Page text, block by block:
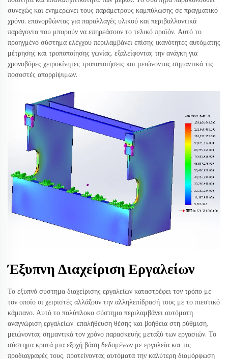
συνεχώς και ενημερώνει τους παράμετρους καμπύλωσης σε πραγματικό
χρόνο, επανορθώντας για παραλλαγές υλικού και περιβαλλοντικά
παράγοντα που μπορούν να επηρεάσουν το τελικό προϊόν. Αυτό το
προηγμένο σύστημα ελέγχου περιλαμβάνει επίσης ικανότητες αυτόματης
μέτρησης και τροποποίησης γωνίας, εξαλείφοντας την ανάγκη για
χρονοβόρες χειροκίνητες τροποποιήσεις και μειώνοντας σημαντικά τις
ποσοστές απορρίψιμων.
Έξυπνη Διαχείριση Εργαλείων
Το εξυπνό σύστημα διαχείρισης εργαλείων καταστρέφει τον τρόπο με
τον οποίο οι χειριστές αλλάζουν την αλληλεπίδρασή τους με το πιεστικό
κάμπανο. Αυτό το πολύπλοκο σύστημα περιλαμβάνει αυτόματη
αναγνώριση εργαλείων, επαλήθευση θέσης και βοήθεια στη ρύθμιση,
μειώνοντας σημαντικά τον χρόνο παρασκευής μεταξύ των εργασιών. Το
σύστημα κρατά μια εξοχή βάση δεδομένων με εργαλεία και τις
προδιαγραφές τους, προτείνοντας αυτόματα την καλύτερη διαμόρφωση